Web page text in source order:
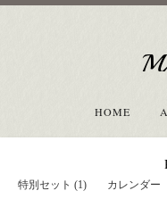
HOME
特別セット (1) カレンダー